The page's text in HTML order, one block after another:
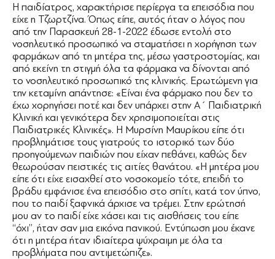
Η παιδίατρος, χαρακτήρισε περίεργα τα επεισόδια που
είχε η Τζωρτζίνα. Όπως είπε, αυτός ήταν ο λόγος που
από την Παρασκευή 28-1-2022 έδωσε εντολή στο
νοσηλευτικό προσωπικό να σταματήσει η χορήγηση των
φαρμάκων από τη μητέρα της, μέσω γαστροστομίας, και
από εκείνη τη στιγμή όλα τα φάρμακα να δίνονται από
το νοσηλευτικό προσωπικό της κλινικής. Ερωτώμενη για
την κεταμίνη απάντησε: «Είναι ένα φάρμακο που δεν το
έχω χορηγήσει ποτέ και δεν υπάρχει στην Α΄ Παιδιατρική
Κλινική και γενικότερα δεν χρησιμοποιείται στις
Παιδιατρικές Κλινικές». Η Μυρσίνη Μαυρίκου είπε ότι
προβλημάτισε τους γιατρούς το ιστορικό των δύο
προηγούμενων παιδιών που είχαν πεθάνει, καθώς δεν
θεωρούσαν πειστικές τις αιτίες θανάτου. «Η μητέρα μου
είπε ότι είχε εισαχθεί στο νοσοκομείο τότε, επειδή το
βράδυ εμφάνισε ένα επεισόδιο στο σπίτι, κατά τον ύπνο,
που το παιδί ξαφνικά άρχισε να τρέμει. Στην ερώτησή
μου αν το παιδί είχε χάσει και τις αισθήσεις του είπε
‘‘όχι’’, ήταν σαν μια εικόνα πανικού. Εντύπωση μου έκανε
ότι η μητέρα ήταν ιδιαίτερα ψύχραιμη με όλα τα
προβλήματα που αντιμετώπιζε».